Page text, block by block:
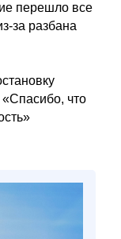
перешло все
за разбана
что